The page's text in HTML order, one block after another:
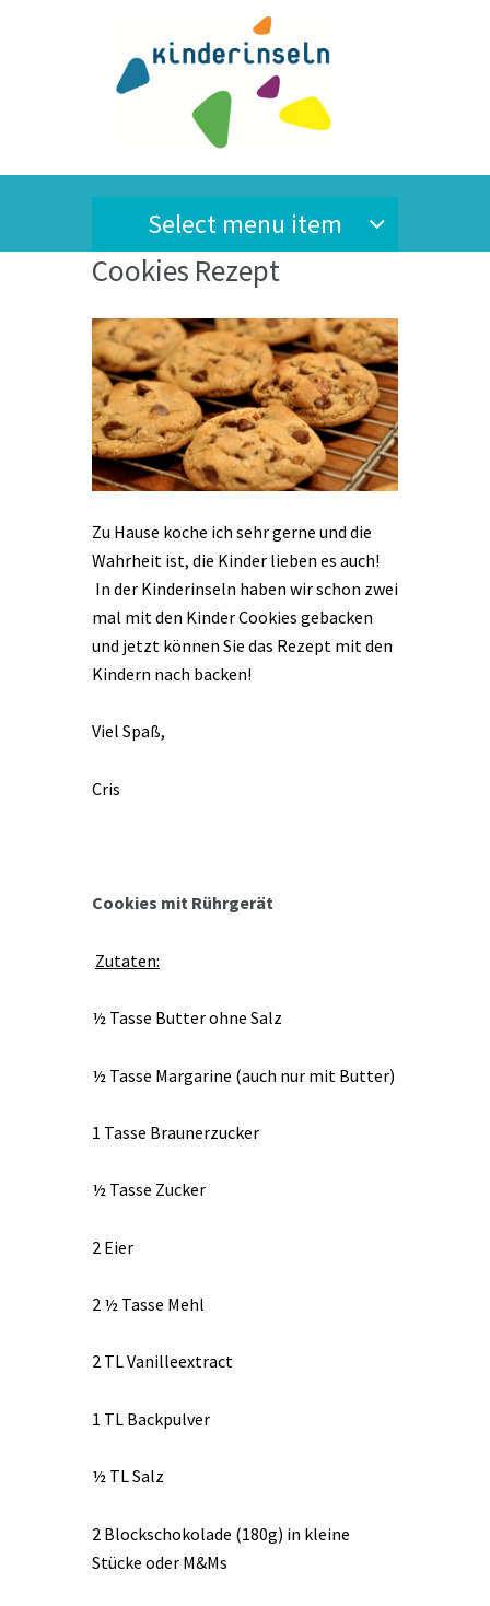
Select menu item
Cookies Rezept
Zu Hause koche ich sehr gerne und die
Wahrheit ist, die Kinder lieben es auch!
In der Kinderinseln haben wir schon zwei
mal mit den Kinder Cookies gebacken
und jetzt können Sie das Rezept mit den
Kindern nach backen!
Viel Spaß,
Cris
Cookies mit Rührgerät
Zutaten:
½ Tasse Butter ohne Salz
½ Tasse Margarine (auch nur mit Butter)
1 Tasse Braunerzucker
½ Tasse Zucker
2 Eier
2 ½ Tasse Mehl
2 TL Vanilleextract
1 TL Backpulver
½ TL Salz
2 Blockschokolade (180g) in kleine
Stücke oder M&Ms